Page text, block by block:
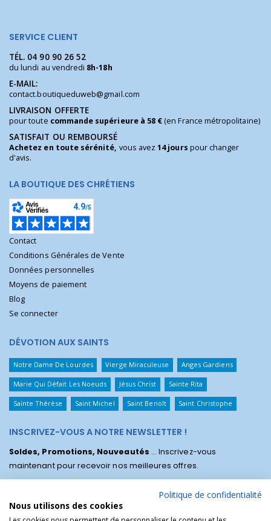
SERVICE CLIENT
TÉL. 04 90 90 26 52
du lundi au vendredi 8h-18h
E-MAIL:
contact.boutiqueduweb@gmail.com
LIVRAISON OFFERTE
pour toute commande supérieure à 58 €(en France métropolitaine)
SATISFAIT OU REMBOURSÉ
Achetez en toute sérénité, vous avez14 jours pour changer
d'avis.
LA BOUTIQUE DES CHRÉTIENS
Contact
Conditions Générales de Vente
Données personnelles
Moyens de paiement
Blog
Se connecter
DÉVOTION AUX SAINTS
Notre Dame De Lourdes Vierge Miraculeuse Anges Gardiens
Marie Qui Défait Les Noeuds Jésus Christ Sainte Rita
Sainte Thérèse Saint Michel Saint Benoît Saint Christophe
INSCRIVEZ-VOUS A NOTRE NEWSLETTER !
Soldes, Promotions, Nouveautés ... Inscrivez-vous
maintenant pour recevoir nos meilleures offres.
Politique de confidentialité
Nous utilisons des cookies